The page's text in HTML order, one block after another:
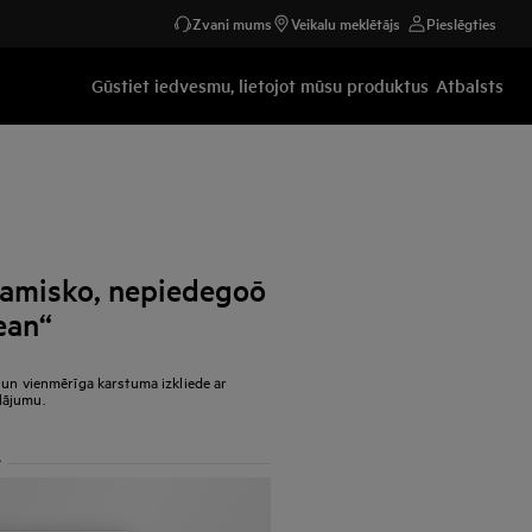
Zvani mums Veikalu meklētājs Pieslēgties
Gūstiet iedvesmu, lietojot mūsu produktus Atbalsts
nepiedegoō
vienmērīga karstuma izkliede ar